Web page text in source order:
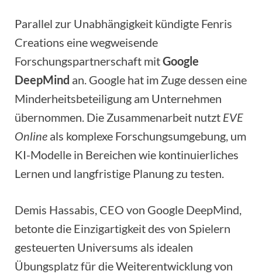
Parallel zur Unabhängigkeit kündigte Fenris
Creations eine wegweisende
Forschungspartnerschaft mitGoogle
DeepMind an. Google hat im Zuge dessen eine
Minderheitsbeteiligung am Unternehmen
übernommen. Die Zusammenarbeit nutzt EVE
Online als komplexe Forschungsumgebung, um
KI-Modelle in Bereichen wie kontinuierliches
Lernen und langfristige Planung zu testen.
Demis Hassabis, CEO von Google DeepMind,
betonte die Einzigartigkeit des von Spielern
gesteuerten Universums als idealen
Übungsplatz für die Weiterentwicklung von